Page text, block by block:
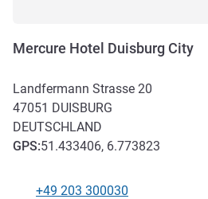
Mercure Hotel Duisburg City
Landfermann Strasse 20
47051 DUISBURG
DEUTSCHLAND
GPS:51.433406, 6.773823
+49 203 300030